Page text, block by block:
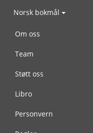
Norsk bokmål
Om oss
Team
Støtt oss
Libro
Personvern